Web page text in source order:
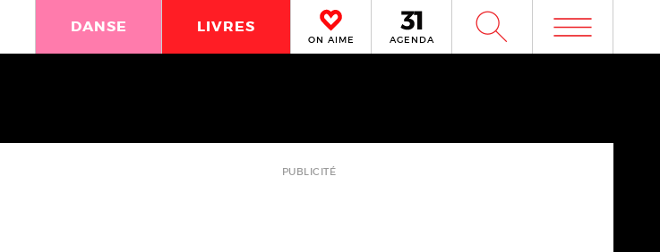
DANSE LIVRES
ON AIME AGENDA W m
PUBLICITÉ